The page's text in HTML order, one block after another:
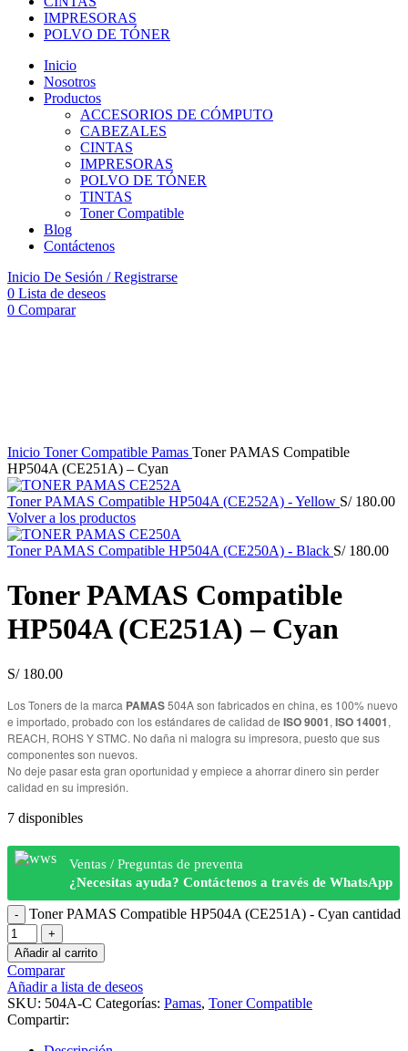
IMPRESORAS
POLVO DE TÓNER
Inicio
Nosotros
Productos
ACCESORIOS DE CÓMPUTO
CABEZALES
CINTAS
IMPRESORAS
POLVO DE TÓNER
TINTAS
Toner Compatible
Blog
Contáctenos
Inicio De Sesión / Registrarse
0 Lista de deseos
0 Comparar
Inicio Toner Compatible Pamas Toner PAMAS Compatible
HP504A (CE251A) – Cyan
Toner PAMAS Compatible HP504A (CE252A) - Yellow S/180.00
Volver a los productos
Toner PAMAS Compatible HP504A (CE250A) - Black S/180.00
Toner PAMAS Compatible
HP504A (CE251A) – Cyan
S/180.00
Los Toners de la marca PAMAS504A son fabricados en china, es 100% nuevo
e importado, probado con los estándares de calidad de ISO 9001, ISO 14001,
REACH, ROHS Y STMC. No daña ni malogra su impresora, puesto que sus
componentes son nuevos.
No deje pasar esta gran oportunidad y empiece a ahorrar dinero sin perder
calidad en su impresión.
7 disponibles
Ventas / Preguntas de preventa
¿Necesitas ayuda? Contáctenos a través de WhatsApp
Toner PAMAS Compatible HP504A (CE251A) - Cyan cantidad
Añadir al carrito
Comparar
Añadir a lista de deseos
SKU: 504A-C Categorías: Pamas, Toner Compatible
Compartir: